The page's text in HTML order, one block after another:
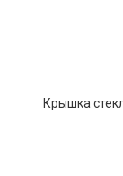
Крышка